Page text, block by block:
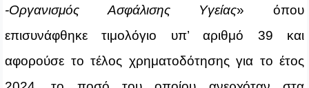
-Οργανισμός Ασφάλισης Υγείας» όπου
επισυνάφθηκε τιμολόγιο υπ’ αριθμό 39 και
αφορούσε το τέλος χρηματοδότησης για το έτος